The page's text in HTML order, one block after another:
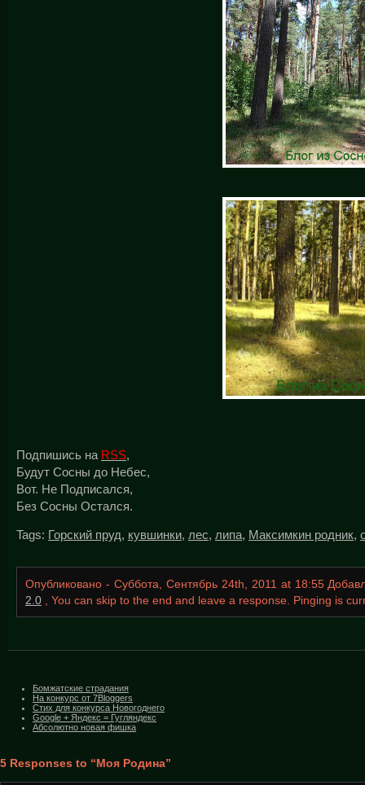
Подпишись на RSS,
Будут Сосны до Небес,
Вот. Не Подписался,
Без Сосны Остался.
Tags: Горский пруд, кувшинки, лес, липа, Максимкин родник,
Опубликовано - Суббота, Сентябрь 24th, 2011 at 18:55
2.0 , You can skip to the end and leave a response. Pinging is
Бомжатские страдания
На конкурс от 7Bloggers
Стих для конкурса Новогоднего
Google + Яндекс = Гугляндекс
Абсолютно новая фишка
5 Responses to “Моя Родина”